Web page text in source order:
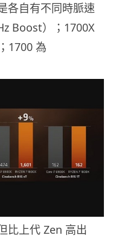
各自有不同時脈速
Boost）；1700X
1700 為
比上代 Zen 高出